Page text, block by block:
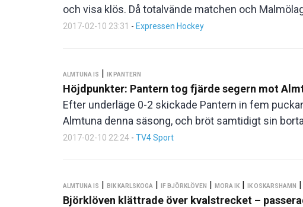
och visa klös. Då totalvände matchen och
2017-02-10 23:31 - Expressen Hockey
ALMTUNA IS | IK PANTERN
Höjdpunkter: Pantern tog fjärde segern mot
Efter underläge 0-2 skickade Pantern in fem
Almtuna denna säsong, och bröt samtidigt sin
2017-02-10 22:24 - TV4 Sport
ALMTUNA IS | BIK KARLSKOGA | IF BJÖRKLÖVEN | MORA IK | IK OSKARSHAMN |
Björklöven klättrade över kvalstrecket –